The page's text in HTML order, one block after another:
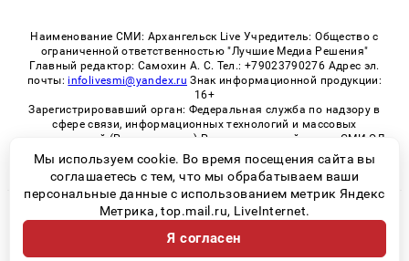
Наименование СМИ: Архангельск Live Учредитель: Общество с
ограниченной ответственностью "Лучшие Медиа Решения"
Главный редактор: Самохин А. С. Тел.: +79023790276 Адрес эл.
почты: infolivesmi@yandex.ru Знак информационной продукции:
16+
Зарегистрировавший орган: Федеральная служба по надзору в
сфере связи, информационных технологий и массовых
коммуникаций (Роскомнадзор) Регистрационный номер СМИ ЭЛ
№ ФС 77 - 82533 от 21.01.2022
© 2026 «Архангельск Live» | Все права защищены
Возрастная категория сайта 16+
Мы используем cookie. Во время посещения сайта вы
соглашаетесь с тем, что мы обрабатываем ваши
персональные данные с использованием метрик Яндекс
Метрика, top.mail.ru, LiveInternet.
Я согласен